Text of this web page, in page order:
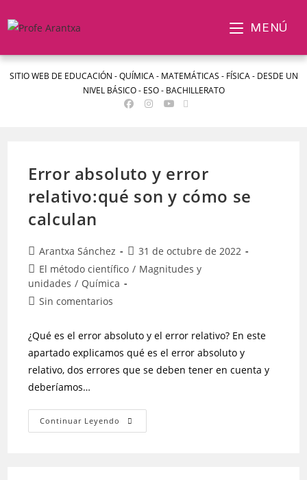
SITIO WEB DE EDUCACIÓN - QUÍMICA - MATEMÁTICAS - FÍSICA - DESDE UN
NIVEL BÁSICO - ESO - BACHILLERATO
MENÚ
Error absoluto y error
relativo:qué son y cómo se
calculan
Arantxa Sánchez
31 de octubre de 2022
El método científico / Magnitudes y
unidades / Química
Sin comentarios
¿Qué es el error absoluto y el error relativo? En este
apartado explicamos qué es el error absoluto y
relativo, dos errores que se deben tener en cuenta y
deberíamos…
Continuar Leyendo